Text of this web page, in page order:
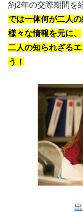
約2年の交際期間を
では一体何が二人
様々な情報を元に、
二人の知られざる
う！